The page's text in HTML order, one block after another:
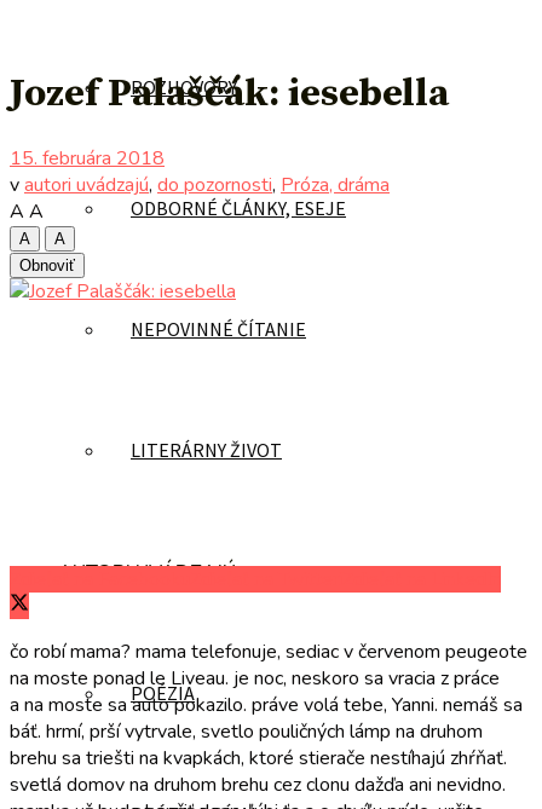
ROZHOVORY
ODBORNÉ ČLÁNKY, ESEJE
NEPOVINNÉ ČÍTANIE
LITERÁRNY ŽIVOT
AUTORI UVÁDZAJÚ
POÉZIA
Jozef Palaščák: iesebella
15. februára 2018
vautori uvádzajú, do pozornosti, Próza, dráma
A A
A
A
Obnoviť
čo robí mama? mama telefonuje, sediac v červenom peugeote
na moste ponad le Liveau. je noc, neskoro sa vracia z práce
a na moste sa auto pokazilo. práve volá tebe, Yanni. nemáš sa
báť. hrmí, prší vytrvale, svetlo pouličných lámp na druhom
brehu sa triešti na kvapkách, ktoré stierače nestíhajú zhŕňať.
svetlá domov na druhom brehu cez clonu dažďa ani nevidno.